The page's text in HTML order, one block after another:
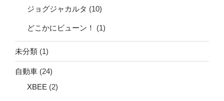
ジョグジャカルタ (10)
どこかにビューン！ (1)
未分類 (1)
自動車 (24)
XBEE (2)